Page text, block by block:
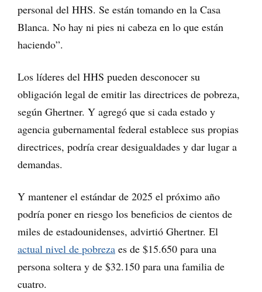
personal del HHS. Se están tomando en la Casa
Blanca. No hay ni pies ni cabeza en lo que están
haciendo”.
Los líderes del HHS pueden desconocer su
obligación legal de emitir las directrices de pobreza,
según Ghertner. Y agregó que si cada estado y
agencia gubernamental federal establece sus propias
directrices, podría crear desigualdades y dar lugar a
demandas.
Y mantener el estándar de 2025 el próximo año
podría poner en riesgo los beneficios de cientos de
miles de estadounidenses, advirtió Ghertner. El
actual nivel de pobreza es de $15.650 para una
persona soltera y de $32.150 para una familia de
cuatro.